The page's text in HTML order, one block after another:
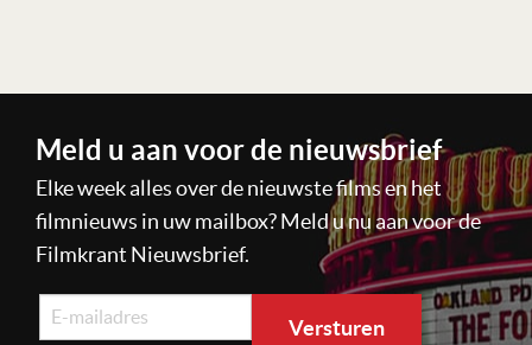
Meld u aan voor de nieuwsbrief
Elke week alles over de nieuwste films en het
filmnieuws in uw mailbox? Meld u nu aan voor de
Filmkrant Nieuwsbrief.